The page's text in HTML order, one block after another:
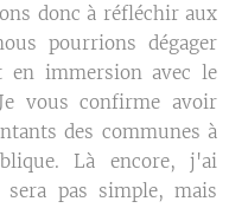
donc à réfléchir aux
pourrions dégager
en immersion avec le
vous confirme avoir
des communes à
Là encore, j'ai
pas simple, mais